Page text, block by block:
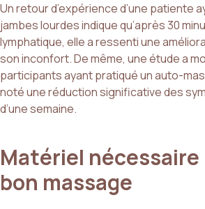
Un retour d’expérience d’une patiente
jambes lourdes indique qu’après 30
lymphatique, elle a ressenti une
son inconfort. De même, une étude a
participants ayant pratiqué un auto-
noté une réduction significative des
d’une semaine.
Matériel nécessaire
bon massage